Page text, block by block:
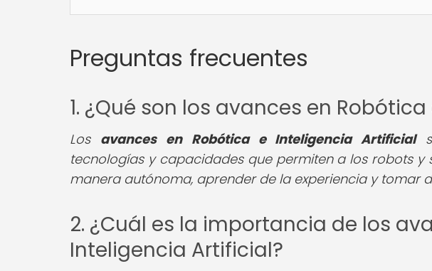
Preguntas frecuentes
1. ¿Qué son los avances en
Los avances en Robótica e Inteligencia Artificial
tecnologías y capacidades que permiten a los robots y
manera autónoma, aprender de la experiencia y tomar
2. ¿Cuál es la importancia de los
Inteligencia Artificial?